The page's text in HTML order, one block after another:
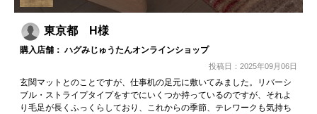
東京都 H様
購入店舗： ハグみじゅうたんオンラインショップ
投稿日：2025年09月06日
玄関マットとのことですが、仕事机の足元に敷いてみました。リバーシ
ブル・ストライプタイプをすでにいくつか持っているのですが、それよ
り毛足が長くふっくらしており、これからの季節、テレワークも気持ち